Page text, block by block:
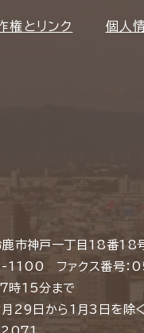
権とリンク 個人
市神戸一丁目18番18
1100 ファクス番号
時15分まで
月29日から1月3日を除く